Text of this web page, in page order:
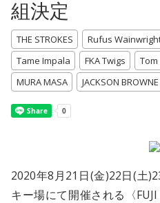
組決定
THE STROKES Rufus
Tame Impala
FKA Twigs
MURA MASA
JACKSON BROWNE
2020年8月21日(金)22日(土
キー場にて開催される〈